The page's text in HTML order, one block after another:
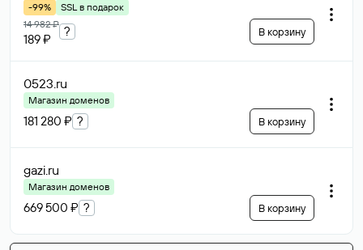
-99%
SSL в подарок
14 982 ₽
189 ₽
? В корзину
0523.ru
Магазин доменов
181 280 ₽ ? В корзину
gazi.ru
Магазин доменов
669 500 ₽ ? В корзину